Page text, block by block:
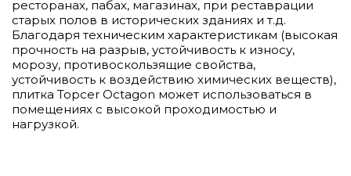
ресторанах, пабах, магазинах, при реставрации
старых полов в исторических зданиях и т.д.
Благодаря техническим характеристикам (высокая
прочность на разрыв, устойчивость к износу,
морозу, противоскользящие свойства,
устойчивость к воздействию химических веществ),
плитка Topcer Octagon может использоваться в
помещениях с высокой проходимостью и
нагрузкой.